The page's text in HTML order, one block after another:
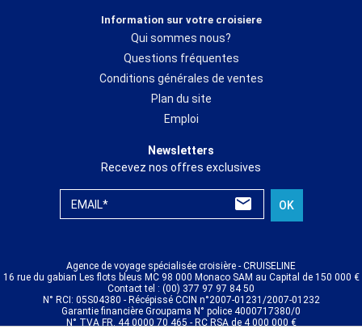
Information sur votre croisiere
Qui sommes nous?
Questions fréquentes
Conditions générales de ventes
Plan du site
Emploi
Newsletters
Recevez nos offres exclusives
EMAIL* OK
Agence de voyage spécialisée croisière - CRUISELINE
16 rue du gabian Les flots bleus MC 98 000 Monaco SAM au Capital de 150 000 €
Contact tel : (00) 377 97 97 84 50
N° RCI: 05S04380 - Récépissé CCIN n°2007-01231/2007-01232
Garantie financière Groupama N° police 4000717380/0
N° TVA FR. 44 0000 70 465 - RC RSA de 4 000 000 €